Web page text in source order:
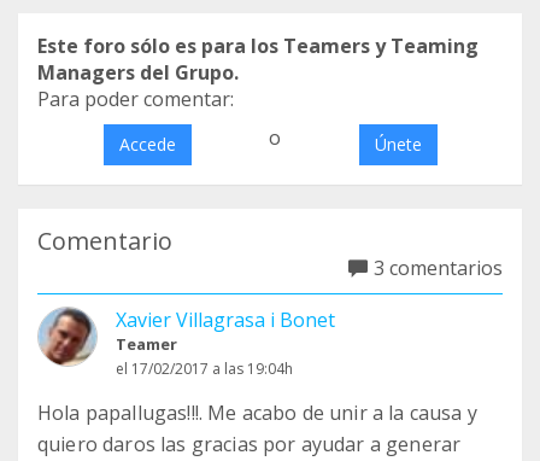
Este foro sólo es para los Teamers y Teaming
Managers del Grupo.
Para poder comentar:
Accede o Únete
Comentario
3 comentarios
Xavier Villagrasa i Bonet
Teamer
el 17/02/2017 a las 19:04h
Hola papallugas!!!. Me acabo de unir a la causa y
quiero daros las gracias por ayudar a generar